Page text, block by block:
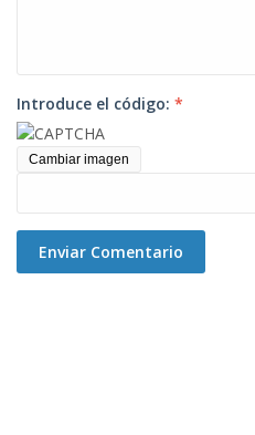
Introduce el código: *
Cambiar imagen
Enviar Comentario